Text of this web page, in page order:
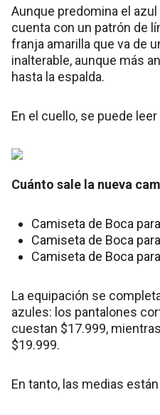
Aunque predomina el
cuenta con un patrón de
franja amarilla que va de
inalterable, aunque más
hasta la espalda.
En el cuello, se puede leer
Cuánto sale la nueva
Camiseta de Boca
Camiseta de Boca
Camiseta de Boca
La equipación se
azules: los pantalones
cuestan $17.999,
$19.999.
En tanto, las medias